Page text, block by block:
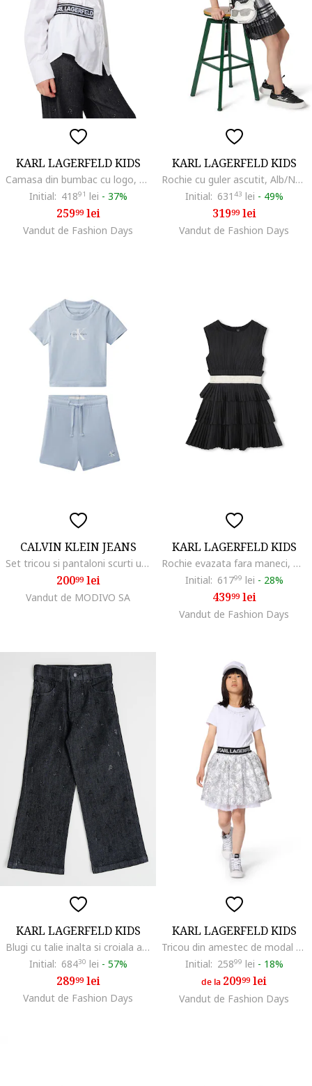
KARL LAGERFELD KIDS
Camasa din bumbac cu logo, Negru/Alb optic
Initial: 41891 lei - 37%
25999lei
Vandut de Fashion Days
KARL LAGERFELD KIDS
Rochie cu guler ascutit, Alb/Negru/Gri inchis
Initial: 631 43 lei - 49%
31999lei
Vandut de Fashion Days
CALVIN KLEIN JEANS
Set tricou si pantaloni scurti unisex- 2 piese
20099lei
Vandut de MODIVO SA
KARL LAGERFELD KIDS
Rochie evazata fara maneci, Negru/Bej deschis
Initial: 61799 lei - 28%
43999lei
Vandut de Fashion Days
KARL LAGERFELD KIDS
Blugi cu talie inalta si croiala ampla, Negru stins
Initial: 68430 lei - 57%
28999lei
Vandut de Fashion Days
KARL LAGERFELD KIDS
Tricou din amestec de modal cu decolteu la baza gatului, Alb optic
Initial: 25899 lei - 18%
de la 20999lei
Vandut de Fashion Days